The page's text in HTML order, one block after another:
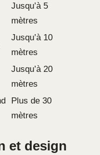
Jusqu’à 5
mètres
Jusqu’à 10
mètres
Jusqu’à 20
mètres
Plus de 30
mètres
et design